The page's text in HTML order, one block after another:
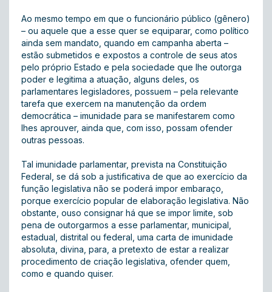
Ao mesmo tempo em que o funcionário público (gênero)
– ou aquele que a esse quer se equiparar, como político
ainda sem mandato, quando em campanha aberta –
estão submetidos e expostos a controle de seus atos
pelo próprio Estado e pela sociedade que lhe outorga
poder e legitima a atuação, alguns deles, os
parlamentares legisladores, possuem – pela relevante
tarefa que exercem na manutenção da ordem
democrática – imunidade para se manifestarem como
lhes aprouver, ainda que, com isso, possam ofender
outras pessoas.
Tal imunidade parlamentar, prevista na Constituição
Federal, se dá sob a justificativa de que ao exercício da
função legislativa não se poderá impor embaraço,
porque exercício popular de elaboração legislativa. Não
obstante, ouso consignar há que se impor limite, sob
pena de outorgarmos a esse parlamentar, municipal,
estadual, distrital ou federal, uma carta de imunidade
absoluta, divina, para, a pretexto de estar a realizar
procedimento de criação legislativa, ofender quem,
como e quando quiser.